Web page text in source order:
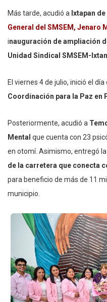
Más tarde, acudió a Ixtapan de
General del SMSEM, Jenaro
inauguración de ampliación
Unidad Sindical SMSEM-
El viernes 4 de julio, inició el
Coordinación para la Paz en
Posteriormente, acudió a
Mental que cuenta con 23
en otomí. Asimismo, entregó la
de la carretera que conecta
para beneficio de más de 11
municipio.